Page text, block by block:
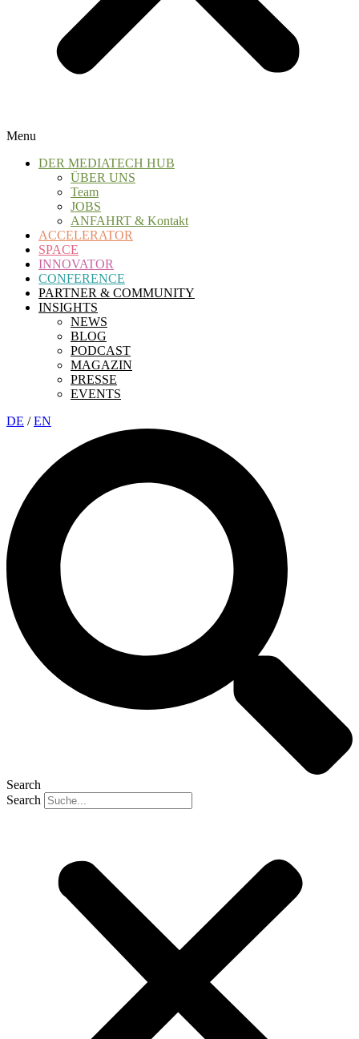
Menu
DER MEDIATECH HUB
ÜBER UNS
Team
JOBS
ANFAHRT & Kontakt
ACCELERATOR
SPACE
INNOVATOR
CONFERENCE
PARTNER & COMMUNITY
INSIGHTS
NEWS
BLOG
PODCAST
MAGAZIN
PRESSE
EVENTS
DE /EN
Search
Search